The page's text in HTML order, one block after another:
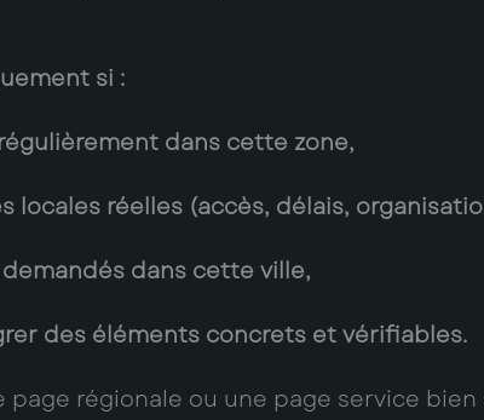
si :
dans cette zone,
locales réelles (accès, délais,
dans cette ville,
des éléments concrets et vérifiables.
page régionale ou une page service